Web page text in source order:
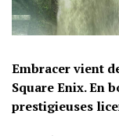
Embracer vient
Square Enix. En
prestigieuses